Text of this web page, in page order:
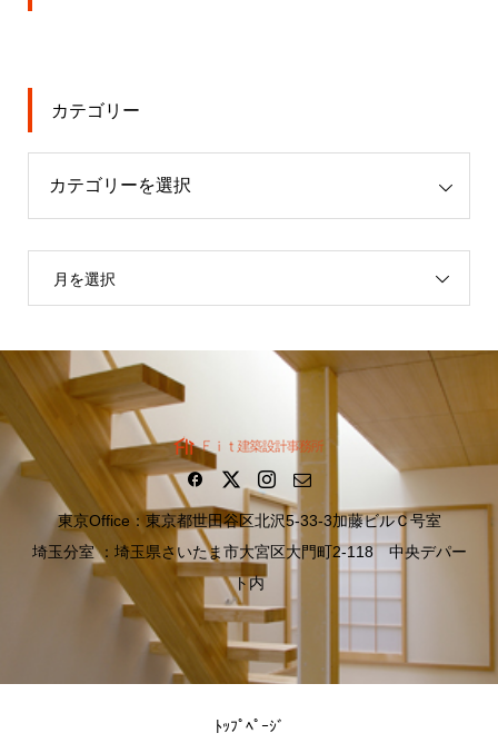
カテゴリー
月を選択
東京Office：東京都世田谷区北沢5-33-3加藤ビルＣ号室
埼玉分室 ：埼玉県さいたま市大宮区大門町2-118 中央デパー
ト内
ﾄｯﾌﾟﾍﾟｰｼﾞ